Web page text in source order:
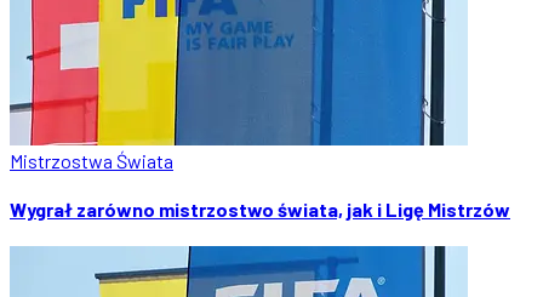
Mistrzostwa Świata
Wygrał zarówno mistrzostwo świata, jak i Ligę Mistrzów